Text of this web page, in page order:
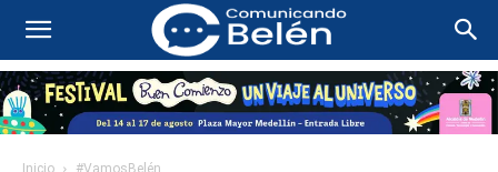
Inicio #VamosBelén